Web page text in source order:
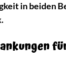
in beiden